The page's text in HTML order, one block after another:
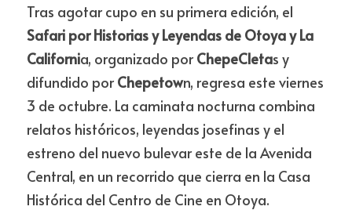
Tras agotar cupo en su primera edición, el
Safari por Historias y Leyendas de Otoya y La
California, organizado por ChepeCletas y
difundido por Chepetown, regresa este viernes
3 de octubre. La caminata nocturna combina
relatos históricos, leyendas josefinas y el
estreno del nuevo bulevar este de la Avenida
Central, en un recorrido que cierra en la Casa
Histórica del Centro de Cine en Otoya.